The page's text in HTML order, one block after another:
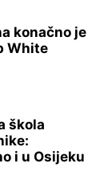
konačno je
White
škola
i u Osijeku